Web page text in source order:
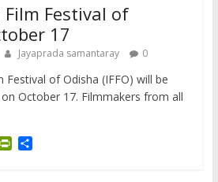
Festival of
17
Jayaprada samantaray 0
Festival of Odisha (IFFO) will be
October 17. Filmmakers from all
P
S